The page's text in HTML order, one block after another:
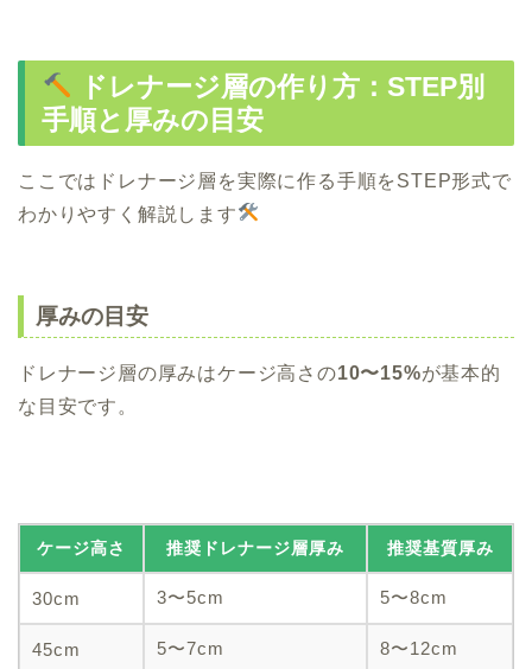
ドレナージ層の作り方：STEP別
手順と厚みの目安
ここではドレナージ層を実際に作る手順をSTEP形式で
わかりやすく解説します
厚みの目安
ドレナージ層の厚みはケージ高さの10〜15%が基本的
な目安です。
ケージ高さ 推奨ドレナージ層厚み 推奨基質厚み
30cm 3〜5cm 5〜8cm
45cm 5〜7cm 8〜12cm